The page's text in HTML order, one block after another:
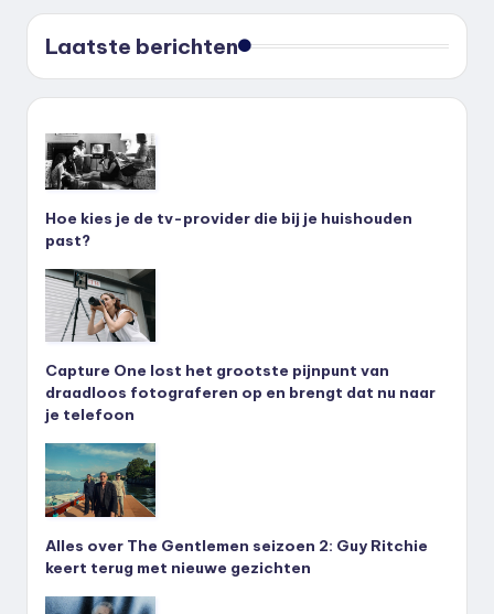
Laatste berichten
Hoe kies je de tv-provider die bij je huishouden
past?
Capture One lost het grootste pijnpunt van
draadloos fotograferen op en brengt dat nu naar
je telefoon
Alles over The Gentlemen seizoen 2: Guy Ritchie
keert terug met nieuwe gezichten